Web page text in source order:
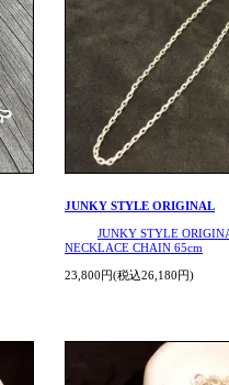
JUNKY STYLE ORIGINAL
JUNKY STYLE
NECKLACE CHAIN 65cm
23,800円(税込26,180円)